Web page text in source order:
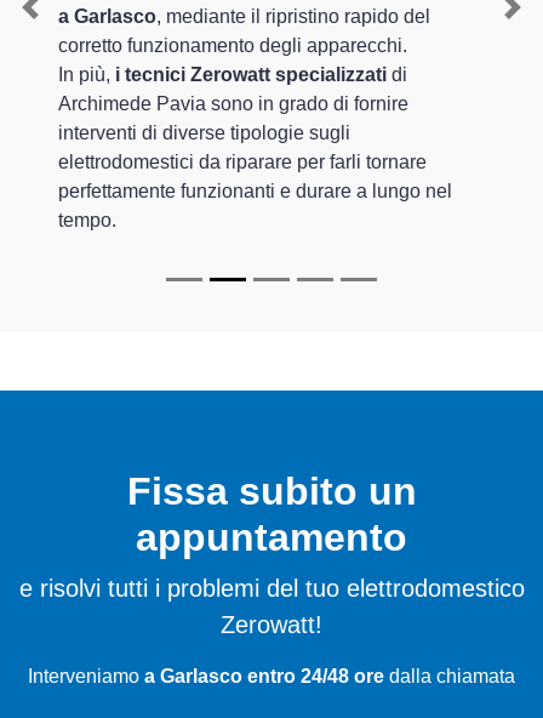
a Garlasco, mediante il ripristino rapido del
corretto funzionamento degli apparecchi.
In più, i tecnici Zerowatt specializzati di
Archimede Pavia sono in grado di fornire
interventi di diverse tipologie sugli
elettrodomestici da riparare per farli tornare
perfettamente funzionanti e durare a lungo nel
tempo.
Previous
Fissa subito un
appuntamento
e risolvi tutti i problemi del tuo elettrodomestico
Zerowatt!
Interveniamo a Garlasco entro 24/48 ore dalla chiamata